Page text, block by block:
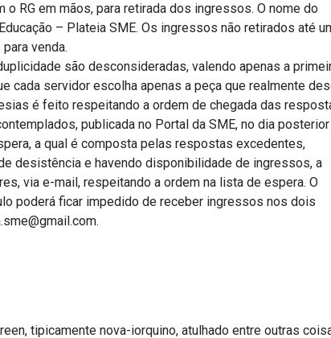
RG em mãos, para retirada dos ingressos. O nome do
– Plateia SME. Os ingressos não retirados até
venda.
são desconsideradas, valendo apenas a
cada servidor escolha apenas a peça que realmente
é feito respeitando a ordem de chegada das
publicada no Portal da SME, no dia
a qual é composta pelas respostas excedentes,
desistência e havendo disponibilidade de ingressos, a
via e-mail, respeitando a ordem na lista de espera. O
poderá ficar impedido de receber ingressos nos dois
tipicamente nova-iorquino, atulhado entre outras